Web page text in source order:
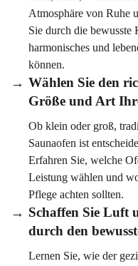
Atmosphäre von Ruhe
Sie durch die bewusste
harmonisches und
können.
Wählen Sie den
Größe und Art
Ob klein oder groß,
Saunaofen ist
Erfahren Sie, welche
Leistung wählen und
Pflege achten sollten.
Schaffen Sie Luft
durch den
Lernen Sie, wie der